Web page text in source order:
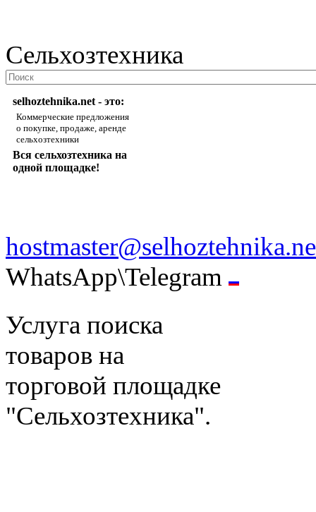
Сельхозтехника
selhoztehnika.net - это:
Коммерческие предложения
о покупке, продаже, аренде
сельхозтехники
Вся сельхозтехника на
одной площадке!
WhatsApp\Telegram
Услуга поиска
товаров на
торговой площадке
"Сельхозтехника".